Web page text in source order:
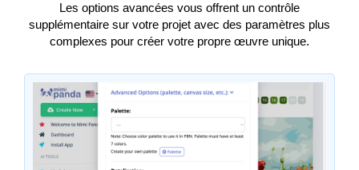
Les options avancées vous offrent un contrôle
supplémentaire sur votre projet avec des paramètres plus
complexes pour créer votre propre œuvre unique.